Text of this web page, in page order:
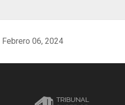
Febrero 06, 2024